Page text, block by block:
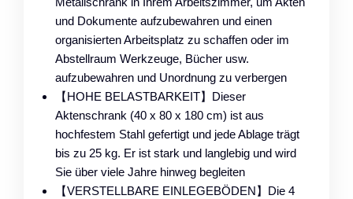
und Dokumente aufzubewahren und einen
organisierten Arbeitsplatz zu schaffen oder im
Abstellraum Werkzeuge, Bücher usw.
aufzubewahren und Unordnung zu verbergen
【HOHE BELASTBARKEIT】Dieser
Aktenschrank (40 x 80 x 180 cm) ist aus
hochfestem Stahl gefertigt und jede Ablage trägt
bis zu 25 kg. Er ist stark und langlebig und wird
Sie über viele Jahre hinweg begleiten
【VERSTELLBARE EINLEGEBÖDEN】Die 4